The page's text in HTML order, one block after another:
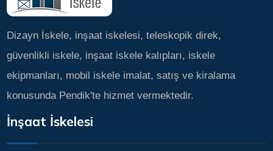
Dizayn İskele, inşaat iskelesi, teleskopik direk,
güvenlikli iskele, inşaat iskele kalıpları, iskele
ekipmanları, mobil iskele imalat, satış ve kiralama
konusunda Pendik'te hizmet vermektedir.
İnşaat İskelesi